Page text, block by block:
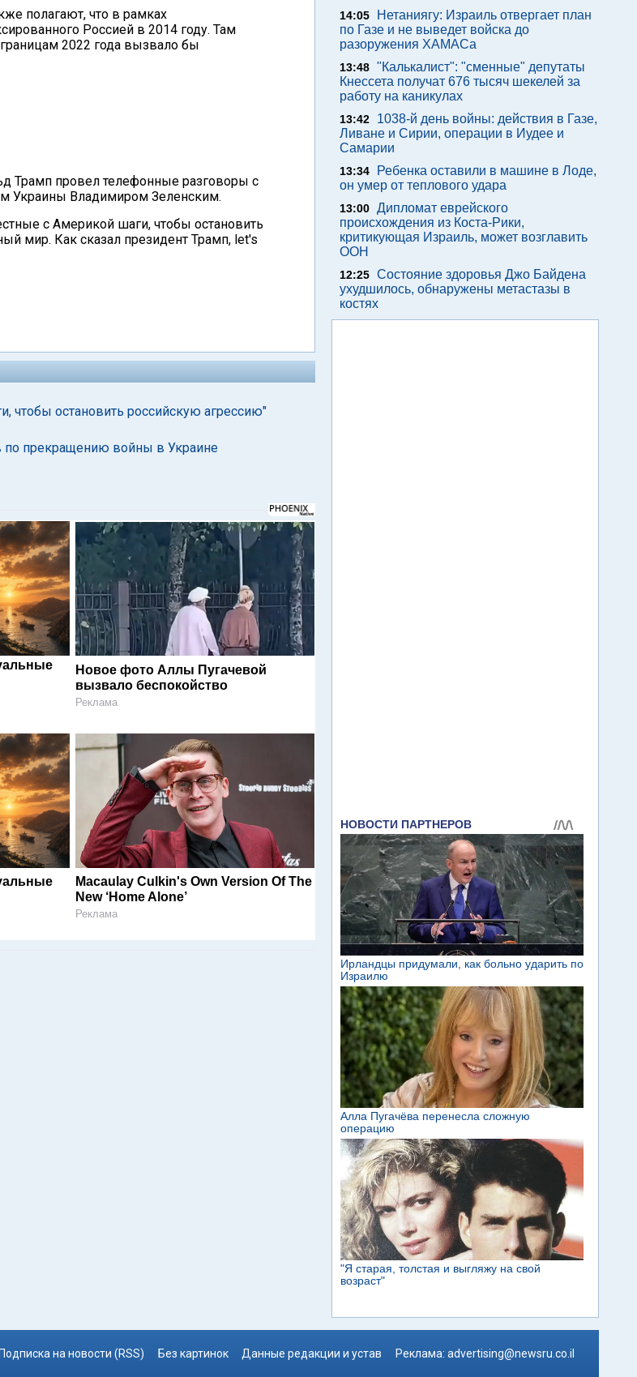
полагают, что в рамках
Россией в 2014 году. Там
2022 года вызвало бы
Трамп провел телефонные разговоры с
Украины Владимиром Зеленским.
с Америкой шаги, чтобы остановить
мир. Как сказал президент Трамп, let's
чтобы остановить российскую агрессию"
по прекращению войны в Украине
Новое фото Аллы Пугачевой
вызвало беспокойство
Реклама
Macaulay Culkin's Own Version Of The
New ‘Home Alone’
Реклама
14:05
Нетаниягу: Израиль отвергает план
по Газе и не выведет войска до
разоружения ХАМАСа
13:48 "Калькалист": "сменные" депутаты
Кнессета получат 676 тысяч шекелей за
работу на каникулах
13:42
1038-й день войны: действия в Газе,
Ливане и Сирии, операции в Иудее и
Самарии
13:34
Ребенка оставили в машине в Лоде,
он умер от теплового удара
13:00 Дипломат еврейского
происхождения из Коста-Рики,
критикующая Израиль, может возглавить
ООН
12:25 Состояние здоровья Джо Байдена
ухудшилось, обнаружены метастазы в
костях
Подписка на новости (RSS) Без картинок Данные редакции и устав Реклама: advertising@newsru.co.il